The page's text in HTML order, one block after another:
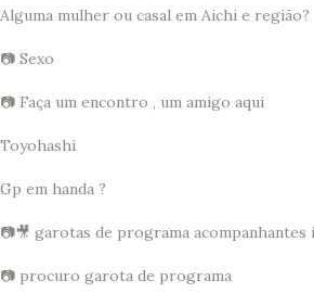
Alguma mulher ou casal em Aichi e região?
📷 Sexo
📷 Faça um encontro , um amigo aqui
Toyohashi
Gp em handa ?
📷🎥 garotas de programa acompanhantes
📷 procuro garota de programa